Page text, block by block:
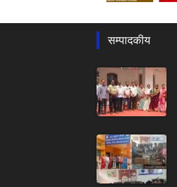
सम्पादकीय